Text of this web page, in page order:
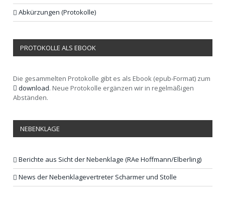
Abkürzungen (Protokolle)
PROTOKOLLE ALS EBOOK
Die gesammelten Protokolle gibt es als Ebook (epub-Format) zum
download. Neue Protokolle ergänzen wir in regelmäßigen
Abständen.
NEBENKLAGE
Berichte aus Sicht der Nebenklage (RAe Hoffmann/Elberling)
News der Nebenklagevertreter Scharmer und Stolle